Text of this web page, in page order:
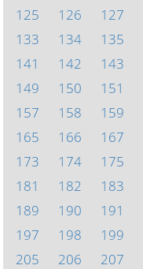
125
126 127
133
134 135
141
142 143
149
150 151
157
158 159
165
166 167
173
174 175
181
182 183
189
190 191
197
198 199
205
206 207